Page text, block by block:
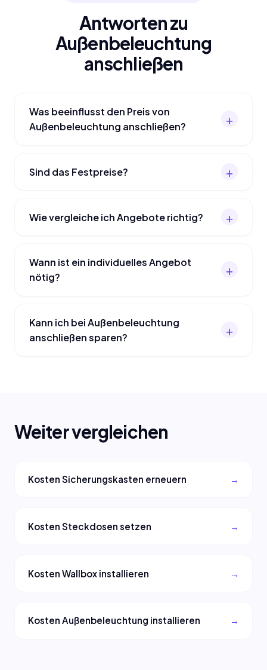
Antworten zu
Außenbeleuchtung
anschließen
Was beeinflusst den Preis von
Außenbeleuchtung anschließen?
Sind das Festpreise?
Wie vergleiche ich Angebote richtig?
Wann ist ein individuelles Angebot
nötig?
Kann ich bei Außenbeleuchtung
anschließen sparen?
Weiter vergleichen
Kosten Sicherungskasten erneuern
Kosten Steckdosen setzen
Kosten Wallbox installieren
Kosten Außenbeleuchtung installieren